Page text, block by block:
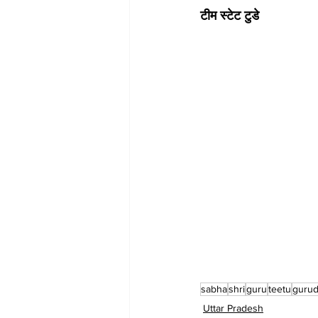
टीम स्टेट टुडे
sabhashriguruteetu
Uttar Pradesh